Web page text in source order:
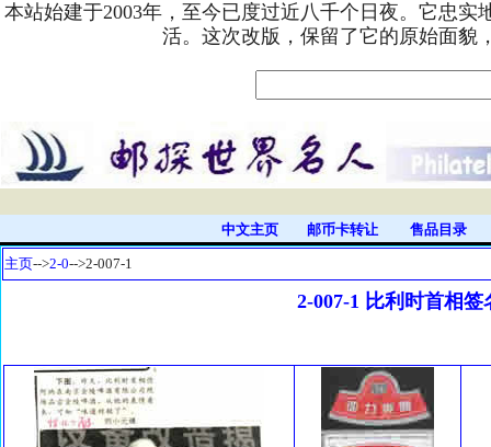
本站始建于2003年，至今已度过近八千个日夜。它忠
活。这次改版，保留了它的原始面貌
中文主页 邮币卡转让 售品目录
主页-->2-0-->2-007-1
2-007-1 比利时首相签